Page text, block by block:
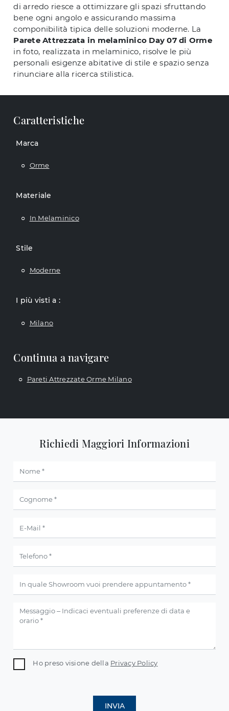
di arredo riesce a ottimizzare gli spazi sfruttando
bene ogni angolo e assicurando massima
componibilità tipica delle soluzioni moderne. La
Parete Attrezzata in melaminico Day 07 di Orme
in foto, realizzata in melaminico, risolve le più
personali esigenze abitative di stile e spazio senza
rinunciare alla ricerca stilistica.
Caratteristiche
Marca
Orme
Materiale
In Melaminico
Stile
Moderne
I più visti a :
Milano
Continua a navigare
Pareti Attrezzate Orme Milano
Richiedi Maggiori Informazioni
Ho preso visione della Privacy Policy
INVIA